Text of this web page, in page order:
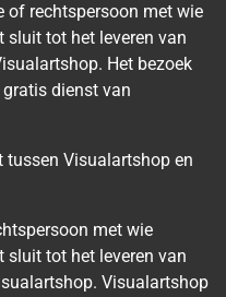
of rechtspersoon met wie
sluit tot het leveren van
Het bezoek
dienst van
tussen Visualartshop en
met wie
sluit tot het leveren van
Visualartshop